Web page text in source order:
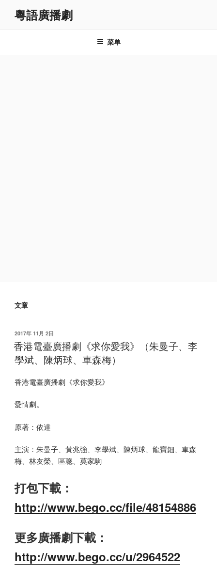
粵語廣播劇
菜单
文章
发
布
于
2017年 11月 2日
香港電臺廣播劇《求你愛我》（朱曼子、李
學斌、陳炳球、車森梅）
香港電臺廣播劇《求你愛我》
愛情劇。
原著：依達
主演：朱曼子、黃兆強、李學斌、陳炳球、龍寶鈿、車森
梅、林友榮、區聰、莫家駒
打包下載：
http://www.bego.cc/file/48154886
更多廣播劇下載：
http://www.bego.cc/u/2964522